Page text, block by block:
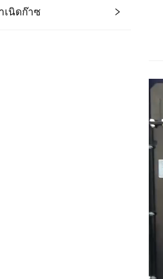
เนิดก๊าซ